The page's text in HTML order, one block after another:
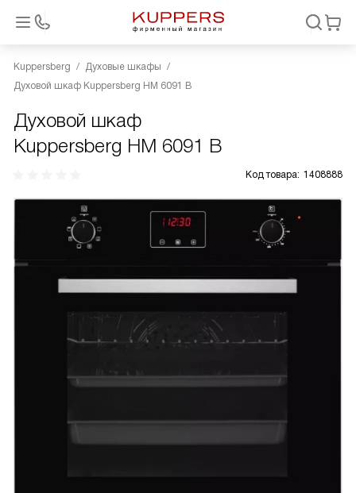
Kuppersberg
Духовые шкафы
Духовой шкаф Kuppersberg HM 6091 B
Духовой шкаф
Kuppersberg HM 6091 B
Код товара: 1408888